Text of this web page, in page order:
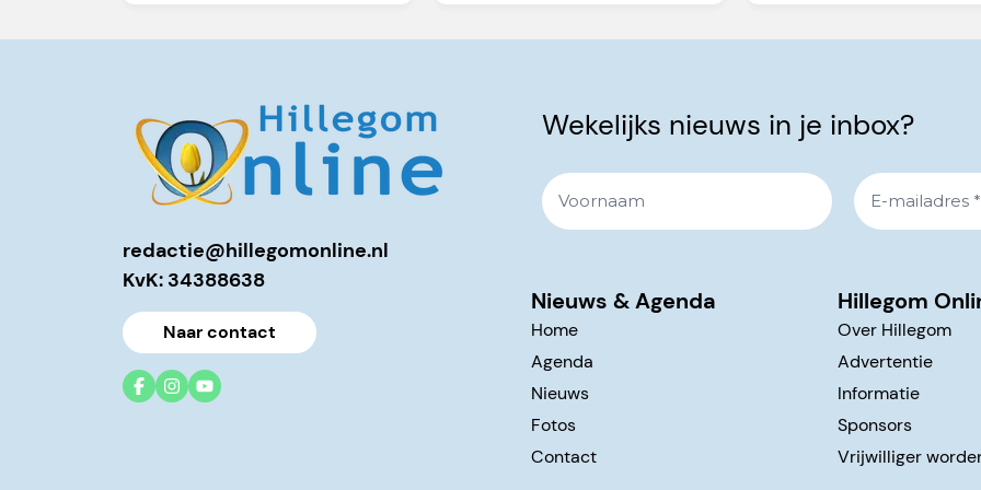
redactie@hillegomonline.nl
KvK: 34388638
Naar contact
Wekelijks nieuws in je inbox?
Nieuws & Agenda
Home
Agenda
Nieuws
Fotos
Contact
Hillegom
Over Hillegom
Advertentie
Informatie
Sponsors
Vrijwilliger